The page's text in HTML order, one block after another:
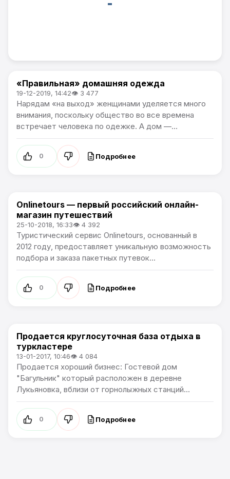
Коммерческие новости Артема
«Правильная» домашняя одежда
19-12-2019, 14:42👁 3 477
Нарядам «на выход» женщинами уделяется много
внимания, поскольку общество во все времена
встречает человека по одежке. А дом —...
0 Подробнее
Коммерческие новости Артема
Onlinetours — первый российский онлайн-
магазин путешествий
25-10-2018, 16:33👁 4 392
Туристический сервис Onlinetours, основанный в
2012 году, предоставляет уникальную возможность
подбора и заказа пакетных путевок...
0 Подробнее
Коммерческие новости Артема
Продается круглосуточная база отдыха в
туркластере
13-01-2017, 10:46👁 4 084
Продается хороший бизнес: Гостевой дом
"Багульник" который расположен в деревне
Лукьяновка, вблизи от горнолыжных станций...
0 Подробнее